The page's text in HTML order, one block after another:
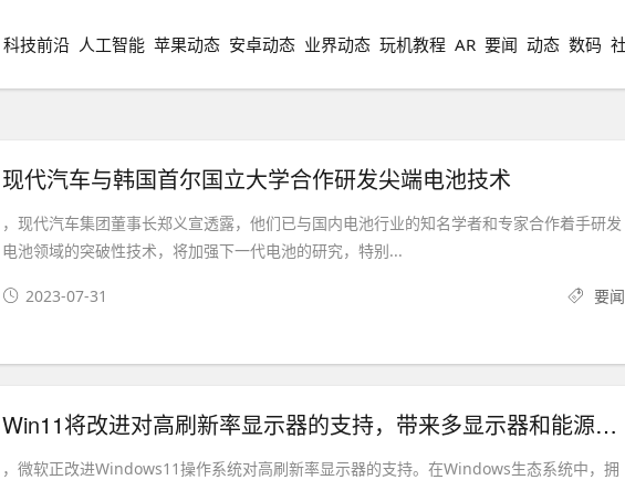
科技前沿 人工智能 苹果动态 安卓动态 业界动态 玩机教程 AR 要闻 动态 数码
现代汽车与韩国首尔国立大学合作研发尖端电池技术
，现代汽车集团董事长郑义宣透露，他们已与国内电池行业的知名学者和专家合作着手研发
电池领域的突破性技术，将加强下一代电池的研究，特别...
2023-07-31 要闻
Win11将改进对高刷新率显示器的支持，带来多显示器和能源优化功能
，微软正改进Windows11操作系统对高刷新率显示器的支持。在Windows生态系统中，拥